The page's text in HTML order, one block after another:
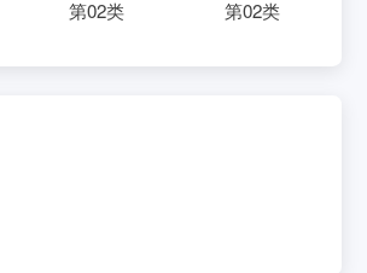
第02类 第02类